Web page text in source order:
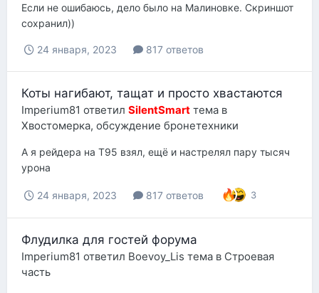
Если не ошибаюсь, дело было на Малиновке. Скриншот
сохранил))
24 января, 2023 817 ответов
Коты нагибают, тащат и просто хвастаются
Imperium81 ответил SilentSmart тема в
Хвостомерка, обсуждение бронетехники
А я рейдера на Т95 взял, ещё и настрелял пару тысяч
урона
24 января, 2023 817 ответов 3
Флудилка для гостей форума
Imperium81 ответил Boevoy_Lis тема в Строевая
часть